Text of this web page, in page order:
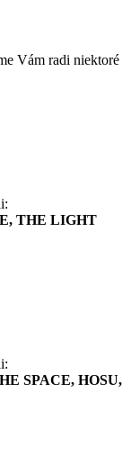
Vám radi niektoré
THE LIGHT
SPACE, HOSU,